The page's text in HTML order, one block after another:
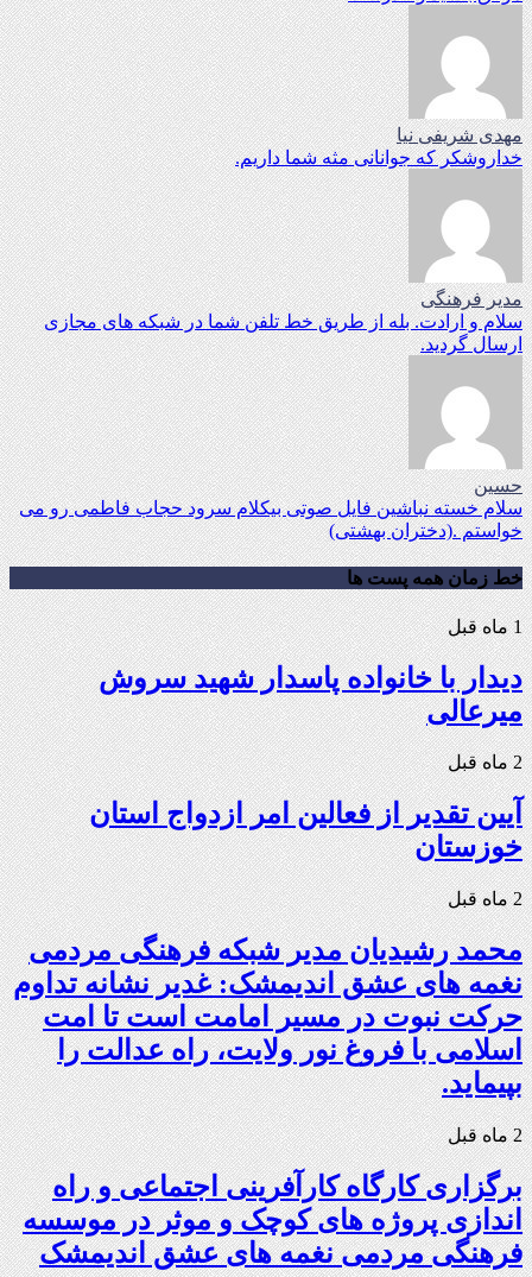
مهدی شریفی نیا
خداروشکر که جوانانی مثه شما داریم.
مدیر فرهنگی
سلام و ارادت. بله از طریق خط تلفن شما در شبکه های مجازی
ارسال گردید.
حسین
سلام خسته نباشین فایل صوتی بیکلام سرود حجاب فاطمی رو می
خواستم .(دختران بهشتی)
خط زمان همه پست ها
1 ماه قبل
دیدار با خانواده پاسدار شهید سروش
میرعالی
2 ماه قبل
آیین تقدیر از فعالین امر ازدواج استان
خوزستان
2 ماه قبل
محمد رشیدیان مدیر شبکه فرهنگی مردمی
نغمه های عشق اندیمشک: غدیر نشانه تداوم
حرکت نبوت در مسیر امامت است تا امت
اسلامی با فروغ نور ولایت، راه عدالت را
بپیماید.
2 ماه قبل
برگزاری کارگاه کارآفرینی اجتماعی و راه
اندازی پروژه های کوچک و موثر در موسسه
فرهنگی مردمی نغمه های عشق اندیمشک